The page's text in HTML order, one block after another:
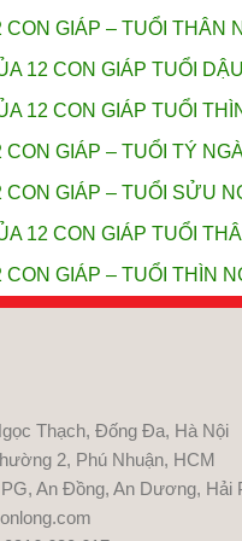
GIÁP – TUỔI THÂN
12 CON GIÁP TUỔI
12 CON GIÁP TUỔI
GIÁP – TUỔI TÝ
GIÁP – TUỔI SỬU
12 CON GIÁP TUỔI
GIÁP – TUỔI THÌN
Thạch, Đống Đa, Hà Nội
2, Phú Nhuận, HCM
An Đồng, An Dương, Hải